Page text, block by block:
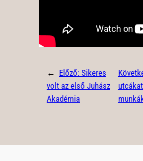
← Előző: Sikeres
volt az első Juhász
Akadémia